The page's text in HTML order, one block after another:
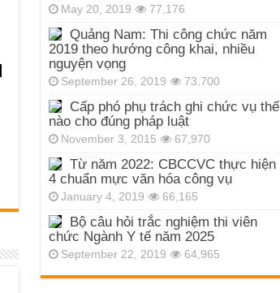
May 20, 2019 77,176
Quảng Nam: Thi công chức năm
2019 theo hướng công khai, nhiều
nguyện vọng
September 26, 2019 73,700
Cấp phó phụ trách ghi chức vụ thế
nào cho đúng pháp luật
November 3, 2015 67,970
Từ năm 2022: CBCCVC thực hiện
4 chuẩn mực văn hóa công vụ
January 4, 2019 66,165
Bộ câu hỏi trắc nghiệm thi viên
chức Ngành Y tế năm 2025
September 22, 2019 64,965